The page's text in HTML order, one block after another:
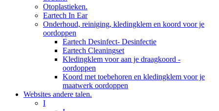
Otoplastieken.
Eartech In Ear
Onderhoud, reiniging, kledingklem en koord voor je
oordoppen
Eartech Desinfect- Desinfectie
Eartech Cleaningset
Kledingklem voor aan je draagkoord -
oordoppen
Koord met toebehoren en kledingklem voor je
maatwerk oordoppen
Websites andere talen.
I